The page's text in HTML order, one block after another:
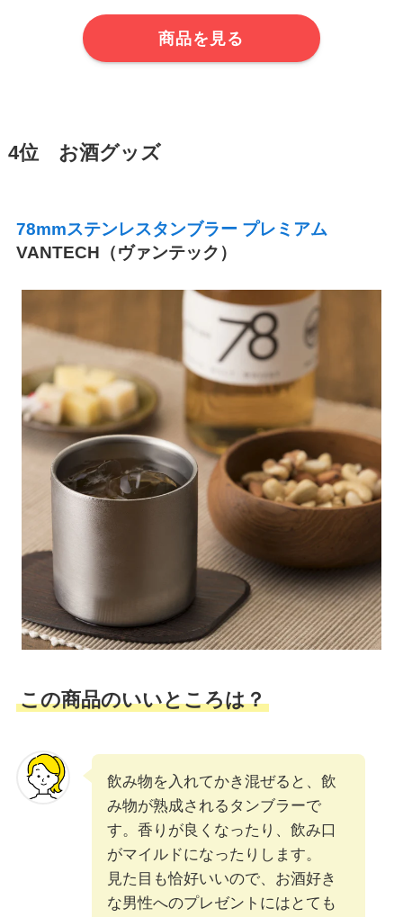
商品を見る
4位 お酒グッズ
78mmステンレスタンブラー プレミアム
VANTECH（ヴァンテック）
この商品のいいところは？
飲み物を入れてかき混ぜると、飲
み物が熟成されるタンブラーで
す。香りが良くなったり、飲み口
がマイルドになったりします。
見た目も恰好いいので、お酒好き
な男性へのプレゼントにはとても